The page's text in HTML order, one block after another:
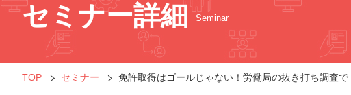
セミナー詳細Seminar
TOP セミナー 免許取得はゴールじゃない！労働局の抜き打ち調査